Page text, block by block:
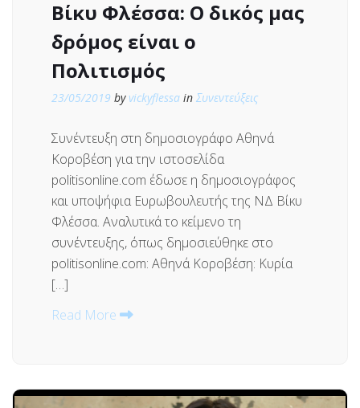
Βίκυ Φλέσσα: Ο δικός μας
δρόμος είναι ο
Πολιτισμός
23/05/2019 by vickyflessa in Συνεντεύξεις
Συνέντευξη στη δημοσιογράφο Αθηνά
Κοροβέση για την ιστοσελίδα
politisonline.com έδωσε η δημοσιογράφος
και υποψήφια Ευρωβουλευτής της ΝΔ Βίκυ
Φλέσσα. Αναλυτικά το κείμενο τη
συνέντευξης, όπως δημοσιεύθηκε στο
politisonline.com: Αθηνά Κοροβέση: Κυρία
[…]
Read More